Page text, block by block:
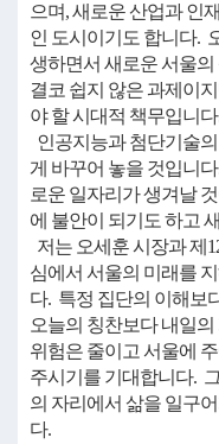
으며, 새로운 산업과 인
인 도시이기도 합니다.
생하면서 새로운 서울
결코 쉽지 않은 과제이
야 할 시대적 책무입니
인공지능과 첨단기술
게 바꾸어 놓을 것입니
로운 일자리가 생겨날
에 불안이 되기도 하고
저는 오세훈 시장과 제
심에서 서울의 미래를
다. 특정 집단의 이해보
오늘의 칭찬보다 내일
위험은 줄이고 서울에
주시기를 기대합니다.
의 자리에서 삶을 일구
다.